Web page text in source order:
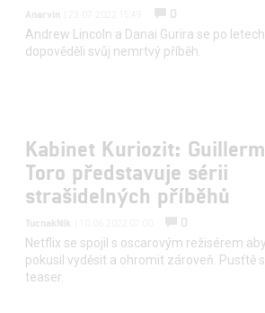
Anarvin
0
Andrew Lincoln a Danai Gurira se po
dopověděli svůj nemrtvý příběh.
Kabinet Kuriozit:
Toro představuje sérii
strašidelných příběhů
TucnakNik
0
Netflix se spojil s oscarovým režisérem
pokusil vyděsit a ohromit zároveň. Pusťtě
teaser.